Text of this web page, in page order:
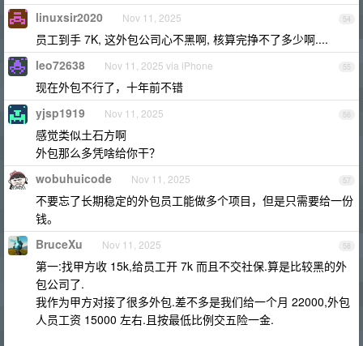
54
linuxsir2020 Nov 11, 2025
员工到手 7K, 这外包公司心不黑啊, 核算完挣不了多少啊....
55
leo72638 Nov 11, 2025 via iPhone
现在外包不行了，十年前不错
56
yjsp1919 Nov 11, 2025
感觉类似土石方啊
外包那么多凭啥给你干？
57
wobuhuicode Nov 11, 2025
不要忘了长期稳定的外包员工能做多个项目，但是只需要给一份
钱。
58
BruceXu Nov 11, 2025
第一:找甲方收 15k,给员工开 7k 而且不交社保.算是比较黑的外
包公司了.
我作为甲方对接了很多外包.差不多是我们给一个月 22000,外包
人员工资 15000 左右.且按最低比例交五险一金.